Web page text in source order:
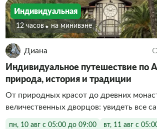
Индивидуальная
12 часов На минивэне
Диана
Индивидуальное путешествие по
природа, история и традиции
От природных красот до древних
величественных дворцов: увидеть все
пн, 10 авг с 05:00 до 09:00 вт, 11 авг с